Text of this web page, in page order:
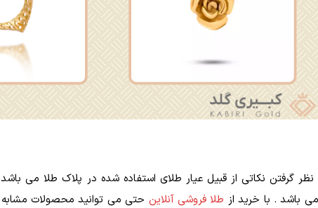
گرفتن نکاتی از قبیل عیار طلای استفاده شده در پلاک طلا می
باشد . با خرید از طلا فروشی آنلاین حتی می توانید محصولات مشابه